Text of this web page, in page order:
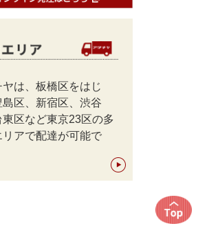
ヤは、板橋区をはじ
島区、新宿区、渋谷
東区など東京23区の多
リアで配達が可能で